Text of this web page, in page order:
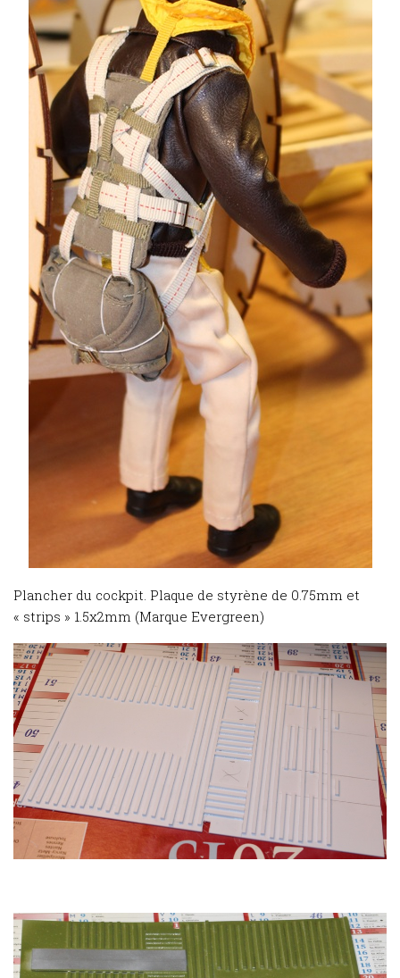
Plancher du cockpit. Plaque de styrène de 0.75mm et
« strips » 1.5x2mm (Marque Evergreen)